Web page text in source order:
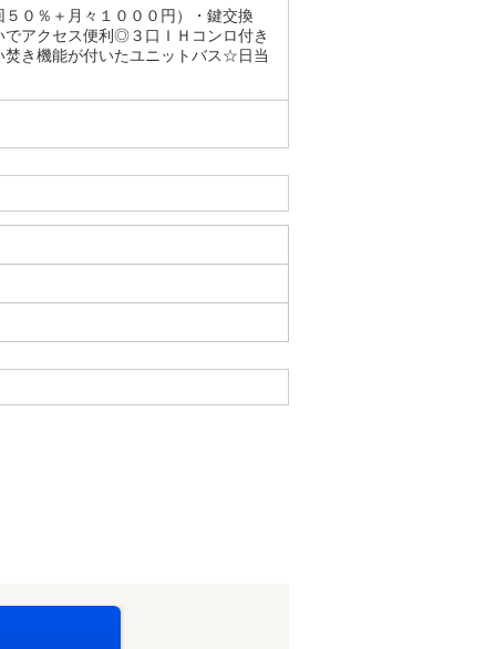
％＋月々１０００円）・鍵交換
アクセス便利◎３口ＩＨコンロ付き
き機能が付いたユニットバス☆日当